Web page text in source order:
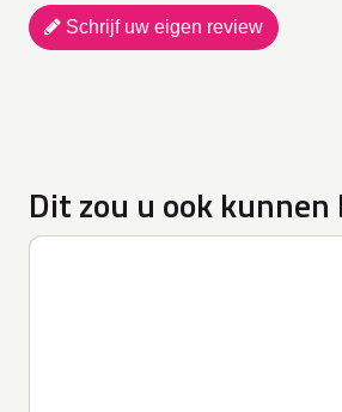
Schrijf uw eigen review
Dit zou u ook kunnen